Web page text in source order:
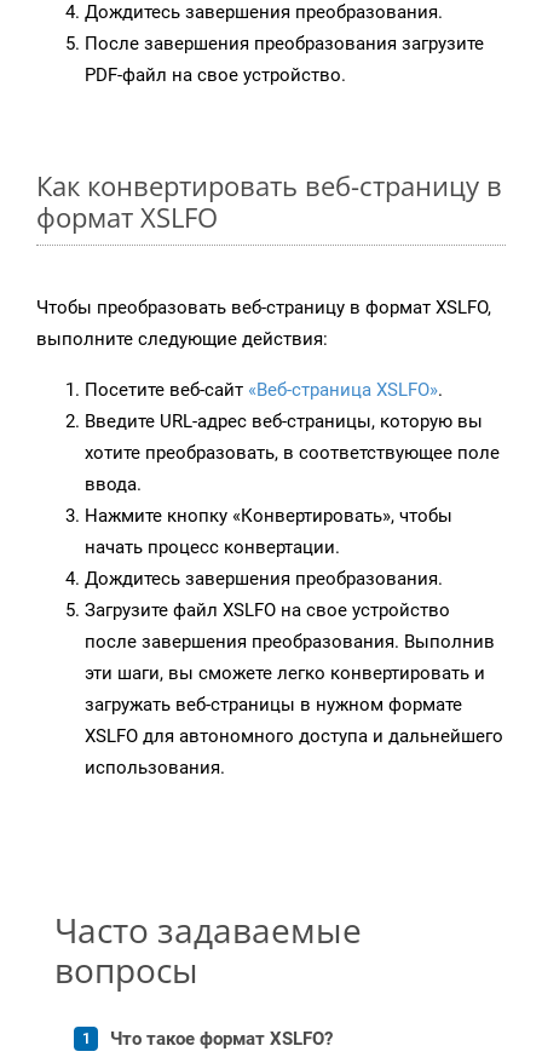
Дождитесь завершения преобразования.
После завершения преобразования загрузите
PDF-файл на свое устройство.
Как конвертировать веб-страницу в
формат XSLFO
Чтобы преобразовать веб-страницу в формат XSLFO,
выполните следующие действия:
Посетите веб-сайт «Веб-страница XSLFO».
Введите URL-адрес веб-страницы, которую вы
хотите преобразовать, в соответствующее поле
ввода.
Нажмите кнопку «Конвертировать», чтобы
начать процесс конвертации.
Дождитесь завершения преобразования.
Загрузите файл XSLFO на свое устройство
после завершения преобразования. Выполнив
эти шаги, вы сможете легко конвертировать и
загружать веб-страницы в нужном формате
XSLFO для автономного доступа и дальнейшего
использования.
Часто задаваемые
вопросы
Что такое формат XSLFO?